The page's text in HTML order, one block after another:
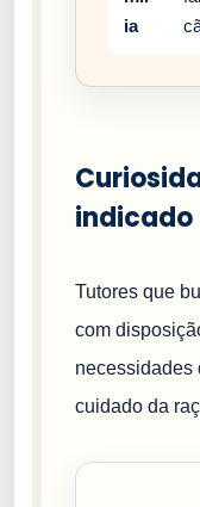
ia
indicado
Tutores que
com
necessidades
cuidado da